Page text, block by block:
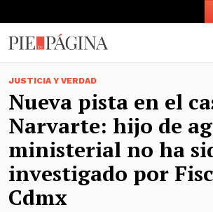
JUSTICIA Y VERDAD
Nueva pista en el
Narvarte: hijo de
ministerial no ha
investigado por
Cdmx